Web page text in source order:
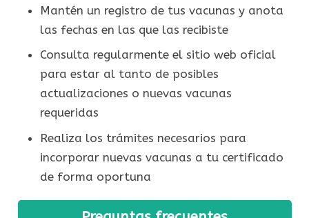
Mantén un registro de tus vacunas y anota
las fechas en las que las recibiste
Consulta regularmente el sitio web oficial
para estar al tanto de posibles
actualizaciones o nuevas vacunas
requeridas
Realiza los trámites necesarios para
incorporar nuevas vacunas a tu certificado
de forma oportuna